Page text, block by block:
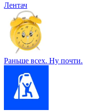
Лентач
Раньше всех. Ну почти.